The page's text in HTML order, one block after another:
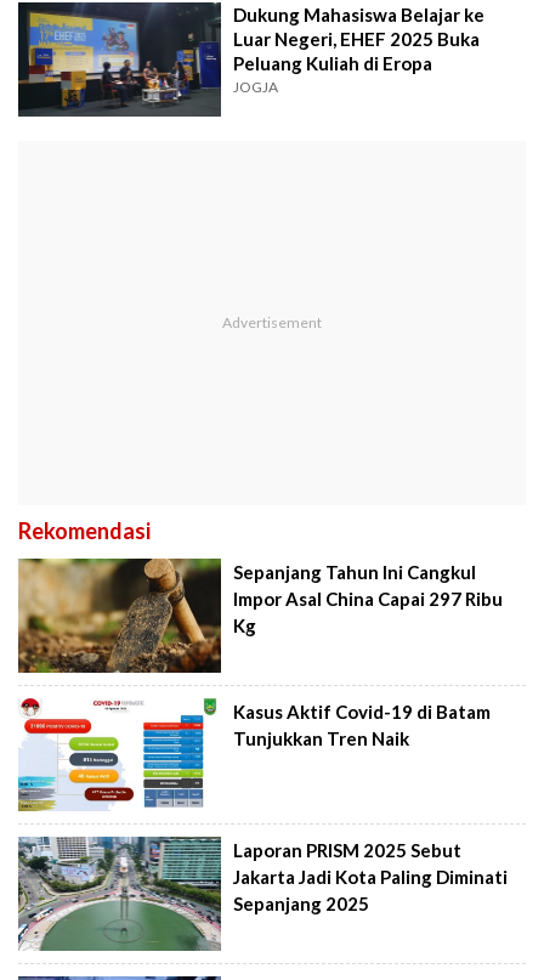
Dukung Mahasiswa Belajar ke
Luar Negeri, EHEF 2025 Buka
Peluang Kuliah di Eropa
JOGJA
Rekomendasi
Sepanjang Tahun Ini Cangkul
Impor Asal China Capai 297 Ribu
Kg
Kasus Aktif Covid-19 di Batam
Tunjukkan Tren Naik
Laporan PRISM 2025 Sebut
Jakarta Jadi Kota Paling Diminati
Sepanjang 2025